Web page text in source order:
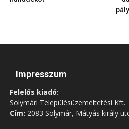
Impresszum
Felelős kiadó:
Solymári Településüzemeltetési Kft.
Cím: 2083 Solymár, Mátyás király